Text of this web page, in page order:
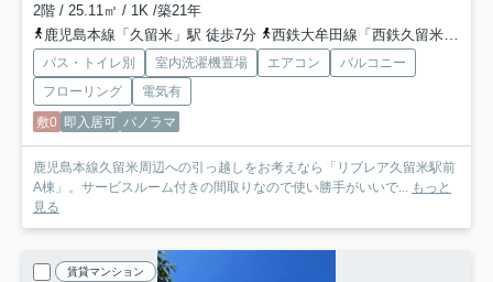
2階 / 25.11㎡ / 1K /築21年
鹿児島本線「久留米」駅 徒歩7分
西鉄大牟田線「西鉄久留米」駅 徒歩23分
バス・トイレ別 室内洗濯機置場 エアコン
バルコニー
フローリング
電気有
敷0 即入居可 パノラマ
鹿児島本線久留米周辺への引っ越しをお考えなら「リブレア久留米駅前
A棟」。サービスルーム付きの間取りなので使い勝手がいいで... もっと
見る
賃貸マンション